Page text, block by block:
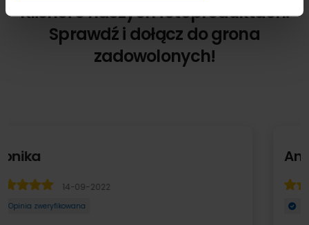
Klienci o naszych fotoproduktach.
Sprawdź i dołącz do grona
zadowolonych!
Ania
06-07-2020
Opinia zweryfikowana